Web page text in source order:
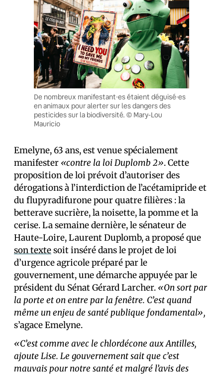
De nombreux manifestant·es étaient déguisé·es
en animaux pour alerter sur les dangers des
pesticides sur la biodiversité. © Mary-Lou
Mauricio
Emelyne, 63 ans, est venue spécialement
manifester «contre la loi Duplomb 2». Cette
proposition de loi prévoit d’autoriser des
dérogations à l’interdiction de l’acétamipride et
du flupyradifurone pour quatre filières : la
betterave sucrière, la noisette, la pomme et la
cerise. La semaine dernière, le sénateur de
Haute-Loire, Laurent Duplomb, a proposé que
son textesoit inséré dans le projet de loi
d’urgence agricole préparé par le
gouvernement, une démarche appuyée par le
président du Sénat Gérard Larcher. «On sort par
la porte et on entre par la fenêtre. C’est quand
même un enjeu de santé publique fondamental»,
s’agace Emelyne.
«C’est comme avec le chlordécone aux Antilles,
ajoute Lise. Le gouvernement sait que c’est
mauvais pour notre santé et malgré l’avis des